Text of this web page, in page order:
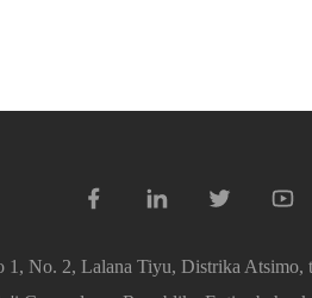
1, No. 2, Lalana Tiyu, Distrika Atsimo,